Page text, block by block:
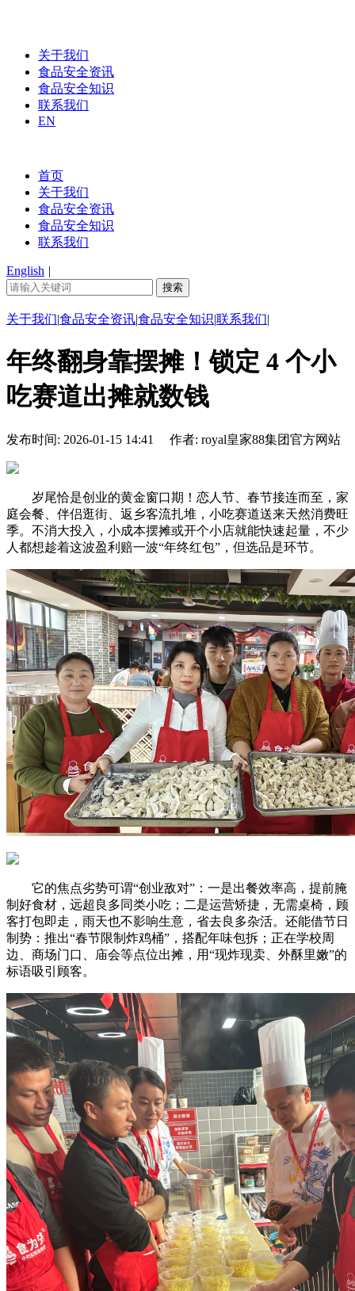
关于我们
食品安全资讯
食品安全知识
联系我们
EN
首页
关于我们
食品安全资讯
食品安全知识
联系我们
English |
关于我们|食品安全资讯|食品安全知识|联系我们|
年终翻身靠摆摊！锁定 4 个小
吃赛道出摊就数钱
发布时间: 2026-01-15 14:41 作者: royal皇家88集团官方网站
岁尾恰是创业的黄金窗口期！恋人节、春节接连而至，家
庭会餐、伴侣逛街、返乡客流扎堆，小吃赛道送来天然消费旺
季。不消大投入，小成本摆摊或开个小店就能快速起量，不少
人都想趁着这波盈利赔一波“年终红包”，但选品是环节。
它的焦点劣势可谓“创业敌对”：一是出餐效率高，提前腌
制好食材，远超良多同类小吃；二是运营矫捷，无需桌椅，顾
客打包即走，雨天也不影响生意，省去良多杂活。还能借节日
制势：推出“春节限制炸鸡桶”，搭配年味包拆；正在学校周
边、商场门口、庙会等点位出摊，用“现炸现卖、外酥里嫩”的
标语吸引顾客。